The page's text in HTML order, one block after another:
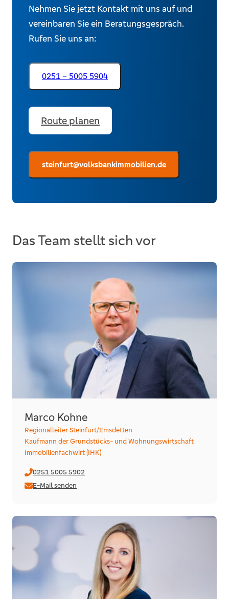
Nehmen Sie jetzt Kontakt mit uns auf und
vereinbaren Sie ein Beratungsgespräch.
Rufen Sie uns an:
0251 – 5005 5904
Route planen
steinfurt@volksbankimmobilien.de
Das Team stellt sich vor
Marco Kohne
Regionalleiter Steinfurt/Emsdetten
Kaufmann der Grundstücks- und Wohnungswirtschaft
Immobilienfachwirt (IHK)
0251 5005 5902
E-Mail senden